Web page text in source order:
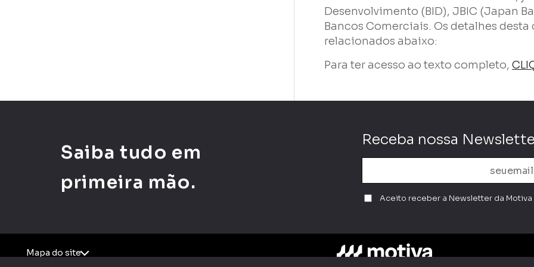
Desenvolvimento (BID), JBIC (Japan
Bancos Comerciais. Os detalhes
relacionados abaixo:
Para ter acesso ao texto completo,
Enviar
Saiba tudo em
primeira mão.
Receba nossa
Aceito receber a Newsletter da
Mapa do site